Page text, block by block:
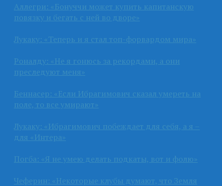
Аллегри: «Бонуччи может купить капитанскую
повязку и бегать с ней во дворе»
Лукаку: «Теперь и я стал топ-форвардом мира»
Роналду: «Не я гонюсь за рекордами, а они
преследуют меня»
Беннасер: «Если Ибрагимович сказал умереть на
поле, то все умирают»
Лукаку: «Ибрагимович побеждает для себя, а я –
для «Интера»
Погба: «Я не умею делать подкаты, вот и фолю»
Чеферин: «Некоторые клубы думают, что Земля